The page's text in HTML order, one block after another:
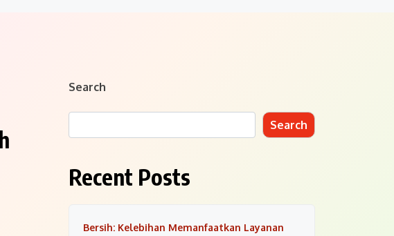
Search
Search
Recent Posts
Bersih: Kelebihan Memanfaatkan Layanan